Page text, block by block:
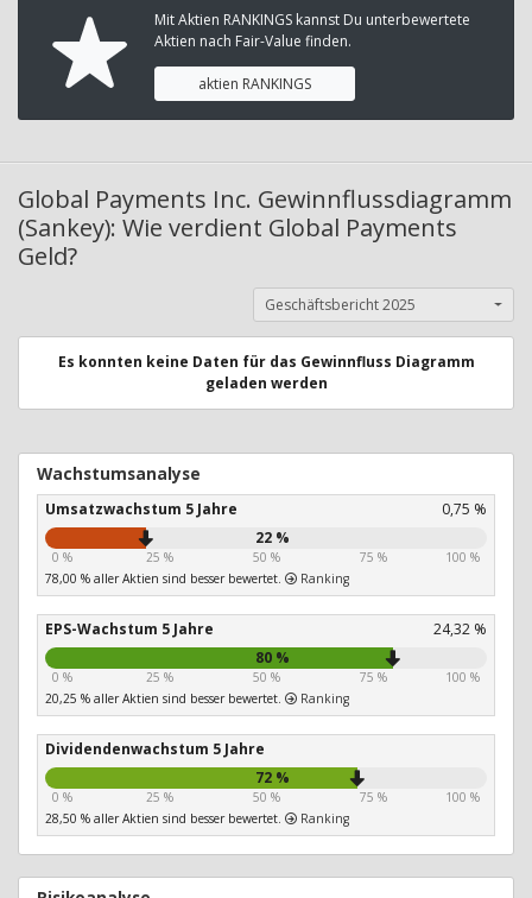
Mit Aktien RANKINGS kannst Du unterbewertete
Aktien nach Fair-Value finden.
aktien RANKINGS
Global Payments Inc. Gewinnflussdiagramm
(Sankey): Wie verdient Global Payments
Geld?
Geschäftsbericht 2025
Es konnten keine Daten für das Gewinnfluss Diagramm
geladen werden
Wachstumsanalyse
Umsatzwachstum 5 Jahre
0,75 %
22 %
0 % 25 % 50 % 75 %
100 %
78,00 % aller Aktien sind besser bewertet.
Ranking
EPS-Wachstum 5 Jahre
24,32 %
80 %
0 % 25 % 50 % 75 %
100 %
20,25 % aller Aktien sind besser bewertet.
Ranking
Dividendenwachstum 5 Jahre
72 %
0 % 25 % 50 % 75 %
100 %
28,50 % aller Aktien sind besser bewertet.
Ranking